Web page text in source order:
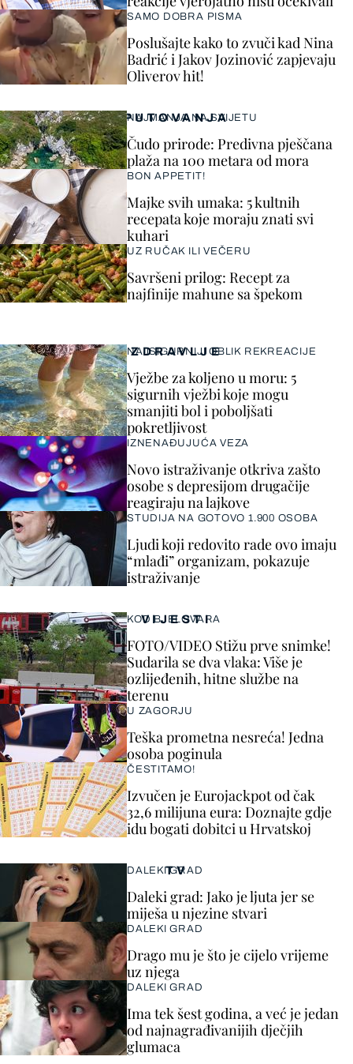
VIJESTI
KOD BJELOVARA
FOTO/VIDEO Stižu prve snimke!
Sudarila se dva vlaka: Više je
ozlijeđenih, hitne službe na
terenu
U ZAGORJU
Teška prometna nesreća! Jedna
osoba poginula
ČESTITAMO!
Izvučen je Eurojackpot od čak
32,6 milijuna eura: Doznajte gdje
idu bogati dobitci u Hrvatskoj
SAMO DOBRA PISMA
Poslušajte kako to zvuči kad Nina
Badrić i Jakov Jozinović zapjevaju
Oliverov hit!
ZDRAVLJE
NAJSIGURNIJI OBLIK REKREACIJE
Vježbe za koljeno u moru: 5
sigurnih vježbi koje mogu
smanjiti bol i poboljšati
pokretljivost
IZNENAĐUJUĆA VEZA
Novo istraživanje otkriva zašto
osobe s depresijom drugačije
reagiraju na lajkove
STUDIJA NA GOTOVO 1.900 OSOBA
Ljudi koji redovito rade ovo imaju
“mlađi” organizam, pokazuje
istraživanje
TV
DALEKI GRAD
Daleki grad: Jako je ljuta jer se
miješa u njezine stvari
DALEKI GRAD
Drago mu je što je cijelo vrijeme
uz njega
DALEKI GRAD
Ima tek šest godina, a već je jedan
od najnagrađivanijih dječjih
glumaca
PUTOVANJA
NAJMANJA NA SVIJETU
Čudo prirode: Predivna pješčana
plaža na 100 metara od mora
BON APPETIT!
Majke svih umaka: 5 kultnih
recepata koje moraju znati svi
kuhari
UZ RUČAK ILI VEČERU
Savršeni prilog: Recept za
najfinije mahune sa špekom